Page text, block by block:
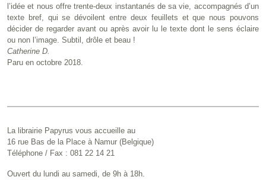
l’idée et nous offre trente-deux instantanés de sa vie, accompagnés d’un
texte bref, qui se dévoilent entre deux feuillets et que nous pouvons
décider de regarder avant ou après avoir lu le texte dont le sens éclaire
ou non l’image. Subtil, drôle et beau !
Catherine D.
Paru en octobre 2018.
La librairie Papyrus vous accueille au
16 rue Bas de la Place à Namur (Belgique)
Téléphone / Fax : 081 22 14 21
Ouvert du lundi au samedi, de 9h à 18h.